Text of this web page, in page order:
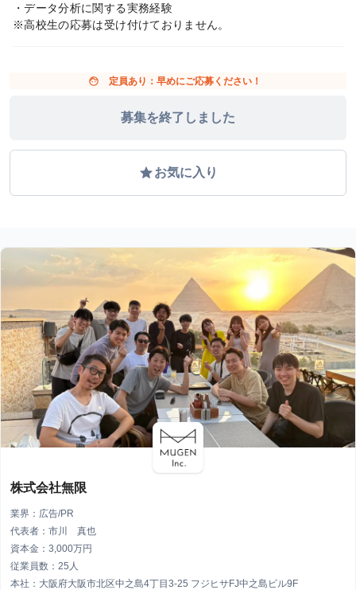
・データ分析に関する実務経験
※高校生の応募は受け付けておりません。
face 定員あり：早めにご応募ください！
募集を終了しました
gradeお気に入り
株式会社無限
業界：広告/PR
代表者：市川 真也
資本金：3,000万円
従業員数：25人
本社：大阪府大阪市北区中之島4丁目3-25 フジヒサFJ中之島ビル9F